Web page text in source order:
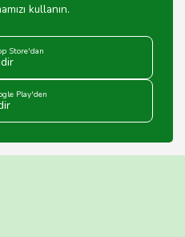
kullanın.
Store'dan
Play'den